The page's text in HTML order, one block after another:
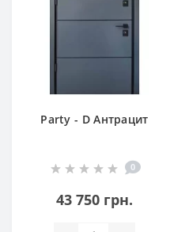
Party - D Антрацит
0
43 750 грн.